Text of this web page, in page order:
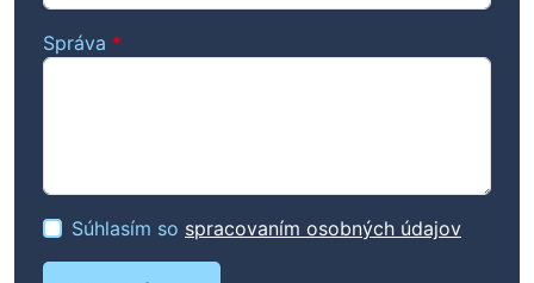
Správa *
Súhlasím so spracovaním osobných údajov